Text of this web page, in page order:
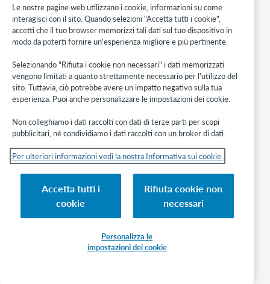
O
b
b
l
g
a
t
o
i
o
N
o
n
i
p
t
Le nostre pagine web utilizzano i cookie, informazioni su come
interagisci con il sito. Quando selezioni "Accetta tutti i cookie",
accetti che il tuo browser memorizzi tali dati sul tuo dispositivo in
modo da poterti fornire un'esperienza migliore e più pertinente.
Selezionando "Rifiuta i cookie non necessari" i dati memorizzati
vengono limitati a quanto strettamente necessario per l'utilizzo del
sito. Tuttavia, ciò potrebbe avere un impatto negativo sulla tua
esperienza. Puoi anche personalizzare le impostazioni dei cookie.
Non colleghiamo i dati raccolti con dati di terze parti per scopi
pubblicitari, né condividiamo i dati raccolti con un broker di dati.
Per ulteriori informazioni vedi la nostra Informativa sui cookie.
Accetta tutti i
cookie
Rifiuta cookie non
necessari
Personalizza le
impostazioni dei cookie